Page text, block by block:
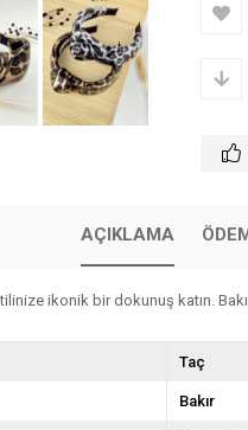
AÇIKLAMA
ikonik bir dokunuş katın.
Taç
Bakır